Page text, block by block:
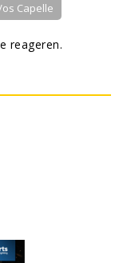
Capelle
reageren.